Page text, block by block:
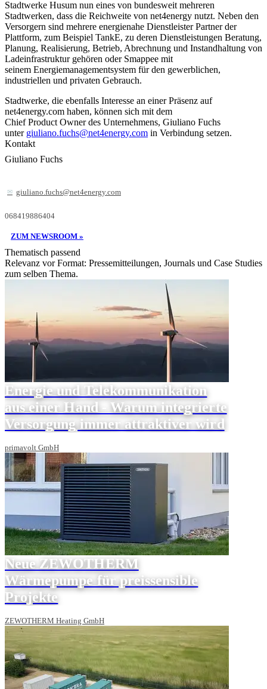
Stadtwerke Husum nun eines von bundesweit mehreren
Stadtwerken, dass die Reichweite von net4energy nutzt. Neben den
Versorgern sind mehrere energienahe Dienstleister Partner der
Plattform, zum Beispiel TankE, zu deren Dienstleistungen Beratung,
Planung, Realisierung, Betrieb, Abrechnung und Instandhaltung von
Ladeinfrastruktur gehören oder Smappee mit
seinem Energiemanagementsystem für den gewerblichen,
industriellen und privaten Gebrauch.
Stadtwerke, die ebenfalls Interesse an einer Präsenz auf
net4energy.com haben, können sich mit dem
Chief Product Owner des Unternehmens, Giuliano Fuchs
unter giuliano.fuchs@net4energy.com in Verbindung setzen.
Kontakt
Giuliano Fuchs
giuliano.fuchs@net4energy.com
068419886404
ZUM NEWSROOM »
Thematisch passend
Relevanz vor Format: Pressemitteilungen, Journals und Case Studies
zum selben Thema.
Energie und Telekommunikation
aus einer Hand - Warum integrierte
Versorgung immer attraktiver wird
primavolt GmbH
Neue ZEWOTHERM
Wärmepumpe für preissensible
Projekte
ZEWOTHERM Heating GmbH